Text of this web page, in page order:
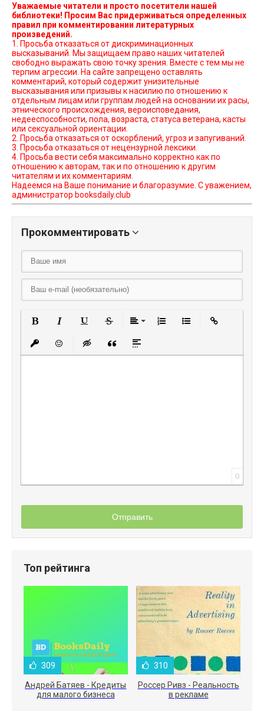
Уважаемые читатели и просто посетители нашей
библиотеки! Просим Вас придерживаться определенных
правил при комментировании литературных
произведений.
1. Просьба отказаться от дискриминационных
высказываний. Мы защищаем право наших читателей
свободно выражать свою точку зрения. Вместе с тем мы не
терпим агрессии. На сайте запрещено оставлять
комментарий, который содержит унизительные
высказывания или призывы к насилию по отношению к
отдельным лицам или группам людей на основании их расы,
этнического происхождения, вероисповедания,
недееспособности, пола, возраста, статуса ветерана, касты
или сексуальной ориентации.
2. Просьба отказаться от оскорблений, угроз и запугиваний.
3. Просьба отказаться от нецензурной лексики.
4. Просьба вести себя максимально корректно как по
отношению к авторам, так и по отношению к другим
читателям и их комментариям.
Надеемся на Ваше понимание и благоразумие. С уважением,
администратор booksdaily.club
Прокомментировать
Вставить защищенную ссылку
Вставить смайлик
Вставка скрытого текста
Вставка цитаты
Вставка спойлера
0
Отправить
Топ рейтинга
309
Андрей Батяев - Кредиты
для малого бизнеса
310
Россер Ривз - Реальность
в рекламе